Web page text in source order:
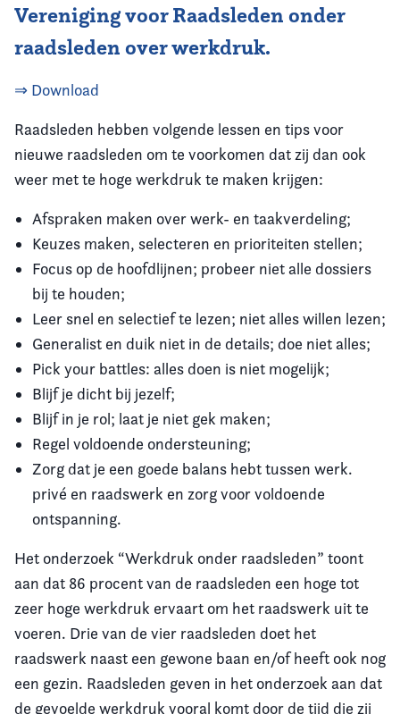
Vereniging voor Raadsleden onder
raadsleden over werkdruk.
⇒ Download
Raadsleden hebben volgende lessen en tips voor
nieuwe raadsleden om te voorkomen dat zij dan ook
weer met te hoge werkdruk te maken krijgen:
Afspraken maken over werk- en taakverdeling;
Keuzes maken, selecteren en prioriteiten stellen;
Focus op de hoofdlijnen; probeer niet alle dossiers
bij te houden;
Leer snel en selectief te lezen; niet alles willen lezen;
Generalist en duik niet in de details; doe niet alles;
Pick your battles: alles doen is niet mogelijk;
Blijf je dicht bij jezelf;
Blijf in je rol; laat je niet gek maken;
Regel voldoende ondersteuning;
Zorg dat je een goede balans hebt tussen werk.
privé en raadswerk en zorg voor voldoende
ontspanning.
Het onderzoek “Werkdruk onder raadsleden” toont
aan dat 86 procent van de raadsleden een hoge tot
zeer hoge werkdruk ervaart om het raadswerk uit te
voeren. Drie van de vier raadsleden doet het
raadswerk naast een gewone baan en/of heeft ook nog
een gezin. Raadsleden geven in het onderzoek aan dat
de gevoelde werkdruk vooral komt door de tijd die zij